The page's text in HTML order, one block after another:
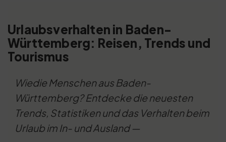
Urlaubsverhalten in Baden-
Württemberg: Reisen, Trends und
Tourismus
Wiedie Menschen aus Baden-
Württemberg? Entdecke die neuesten
Trends, Statistiken und das Verhalten beim
Urlaub im In- und Ausland —